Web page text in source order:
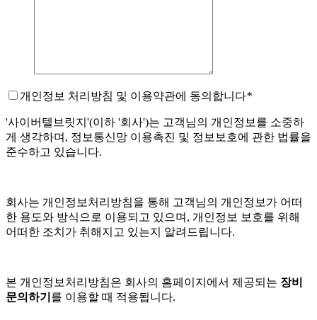
개인정보 처리방침 및 이용약관에 동의합니다*
'사이버텔브릿지'(이하 '회사')는 고객님의 개인정보를 소중하
게 생각하며, 정보통신망 이용촉진 및 정보보호에 관한 법률을
준수하고 있습니다.
회사는 개인정보처리방침을 통해 고객님의 개인정보가 어떠
한 용도와 방식으로 이용되고 있으며, 개인정보 보호를 위해
어떠한 조치가 취해지고 있는지 알려드립니다.
본 개인정보처리방침은 회사의 홈페이지에서 제공되는 장비
문의하기 를 이용할 때 적용됩니다.